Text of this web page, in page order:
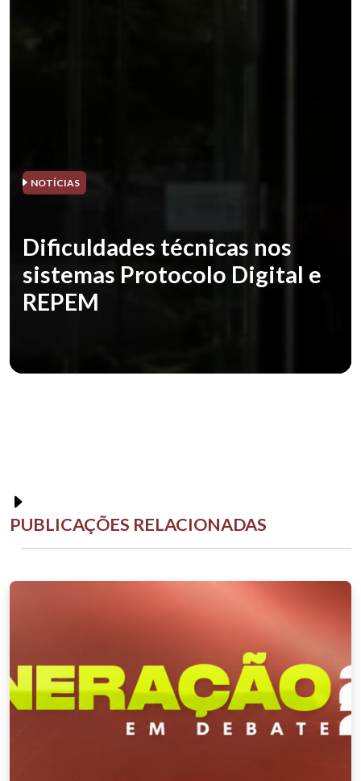
NOTÍCIAS
Dificuldades técnicas nos
sistemas Protocolo Digital e
REPEM
PUBLICAÇÕES RELACIONADAS